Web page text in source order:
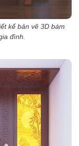
kế bản vẽ 3D bám
đình.